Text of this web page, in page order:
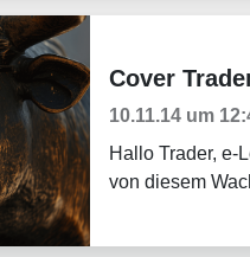
Tradingerfolge
Cover
10.11.14 um
Hallo Trader, e-
von diesem